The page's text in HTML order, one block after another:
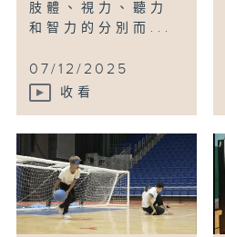
肢體、視力、聽力
和智力的分別而...
07/12/2025
收看